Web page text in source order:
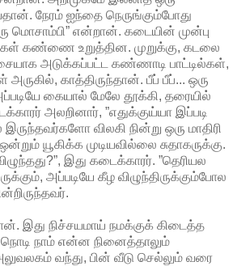
நேரம் ஐந்தை நெருங்கும்போது
மொசாம்பி” என்றான். கடையின் முன்பு
கண்ணை உறுத்தின. முறுக்கு, கடலை
அடுக்கப்பட்ட கண்ணாடி பாட்டில்கள்,
காத்திருந்தான். பீப் பீப்... ஒரு
கையால் மேலே தூக்கி, தரையில்
அலறினார், ”எதுக்குய்யா இப்படி
விலகி நின்று ஒரு மாதிரி
யூகிக்க முடியவில்லை சுதாகருக்கு.
இது கடைக்காரர். ”தெரியல
அப்படியே கீழ விழுந்திருக்கும்போல
இது நிச்சயமாய் நமக்குக் கிடைத்த
நாம் என்ன நினைத்தாலும்
வந்து, பின் வீடு செல்லும் வரை